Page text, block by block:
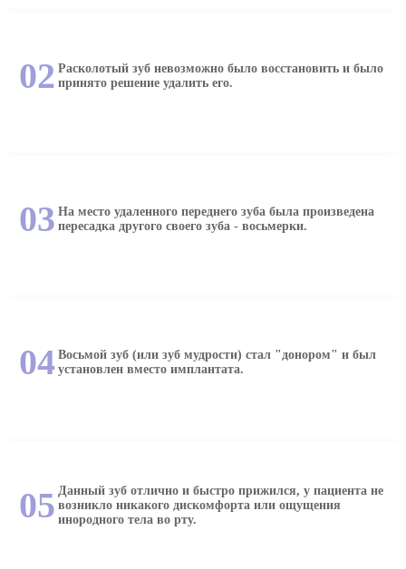
02 Расколотый зуб невозможно было восстановить и было
принято решение удалить его.
03 На место удаленного переднего зуба была произведена
пересадка другого своего зуба - восьмерки.
04 Восьмой зуб (или зуб мудрости) стал "донором" и был
установлен вместо имплантата.
05 Данный зуб отлично и быстро прижился, у пациента не
возникло никакого дискомфорта или ощущения
инородного тела во рту.